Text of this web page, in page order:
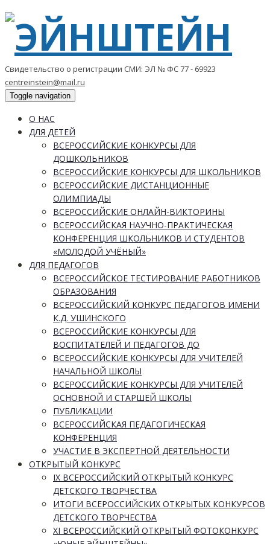
Свидетельство о регистрации СМИ: ЭЛ № ФС 77 - 69923
centreinstein@mail.ru
Toggle navigation
О НАС
ДЛЯ ДЕТЕЙ
ВСЕРОССИЙСКИЕ КОНКУРСЫ ДЛЯ
ДОШКОЛЬНИКОВ
ВСЕРОССИЙСКИЕ КОНКУРСЫ ДЛЯ ШКОЛЬНИКОВ
ВСЕРОССИЙСКИЕ ДИСТАНЦИОННЫЕ
ОЛИМПИАДЫ
ВСЕРОССИЙСКИЕ ОНЛАЙН-ВИКТОРИНЫ
ВСЕРОССИЙСКАЯ НАУЧНО-ПРАКТИЧЕСКАЯ
КОНФЕРЕНЦИЯ ШКОЛЬНИКОВ И СТУДЕНТОВ
«МОЛОДОЙ УЧЁНЫЙ»
ДЛЯ ПЕДАГОГОВ
ВСЕРОССИЙСКОЕ ТЕСТИРОВАНИЕ РАБОТНИКОВ
ОБРАЗОВАНИЯ
ВСЕРОССИЙСКИЙ КОНКУРС ПЕДАГОГОВ ИМЕНИ
К.Д. УШИНСКОГО
ВСЕРОССИЙСКИЕ КОНКУРСЫ ДЛЯ
ВОСПИТАТЕЛЕЙ И ПЕДАГОГОВ ДО
ВСЕРОССИЙСКИЕ КОНКУРСЫ ДЛЯ УЧИТЕЛЕЙ
НАЧАЛЬНОЙ ШКОЛЫ
ВСЕРОССИЙСКИЕ КОНКУРСЫ ДЛЯ УЧИТЕЛЕЙ
ОСНОВНОЙ И СТАРШЕЙ ШКОЛЫ
ПУБЛИКАЦИИ
ВСЕРОССИЙСКАЯ ПЕДАГОГИЧЕСКАЯ
КОНФЕРЕНЦИЯ
УЧАСТИЕ В ЭКСПЕРТНОЙ ДЕЯТЕЛЬНОСТИ
ОТКРЫТЫЙ КОНКУРС
IX ВСЕРОССИЙСКИЙ ОТКРЫТЫЙ КОНКУРС
ДЕТСКОГО ТВОРЧЕСТВА
ИТОГИ ВСЕРОССИЙСКИХ ОТКРЫТЫХ КОНКУРСОВ
ДЕТСКОГО ТВОРЧЕСТВА
XI ВСЕРОССИЙСКИЙ ОТКРЫТЫЙ ФОТОКОНКУРС